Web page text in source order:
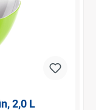
2,0 L